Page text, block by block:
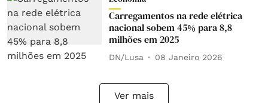
Carregamentos na rede elétrica
nacional sobem 45% para 8,8
milhões em 2025
DN/Lusa 08 Janeiro 2026
Ver mais